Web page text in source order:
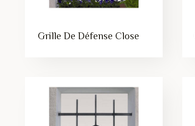
Grille De Défense Close